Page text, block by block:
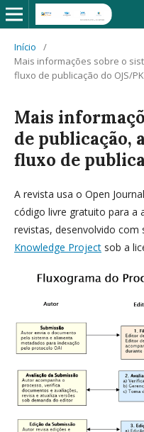
Início
/
Mais informações sobre o
fluxo de publicação do OJS/
Mais
de publicação,
fluxo de
A revista usa o Open
código livre gratuito para a
revistas, desenvolvido
Knowledge Project sob a